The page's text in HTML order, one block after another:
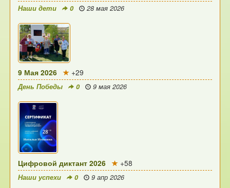
Наши дети 0 28 мая 2026
9 Мая 2026 +29
День Победы 0 9 мая 2026
Цифровой диктант 2026 +58
Наши успехи 0 9 апр 2026